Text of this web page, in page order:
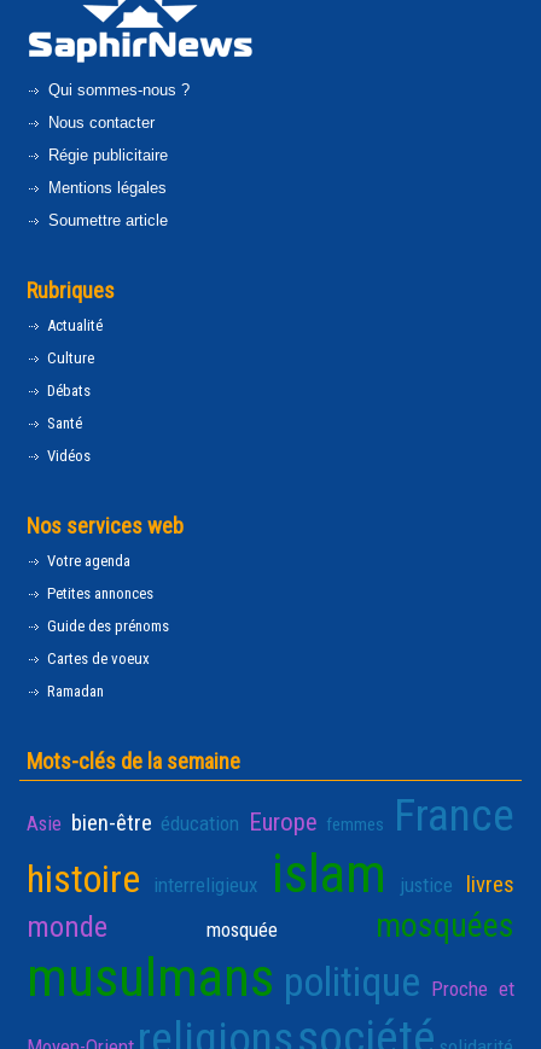
Qui sommes-nous ?
Nous contacter
Régie publicitaire
Mentions légales
Soumettre article
Rubriques
Actualité
Culture
Débats
Santé
Vidéos
Nos services web
Votre agenda
Petites annonces
Guide des prénoms
Cartes de voeux
Ramadan
Mots-clés de la semaine
Asie bien-être éducation Europe femmes France
histoire interreligieux islam justice livres
monde mosquée mosquées
musulmans politique Proche et
religionssociété